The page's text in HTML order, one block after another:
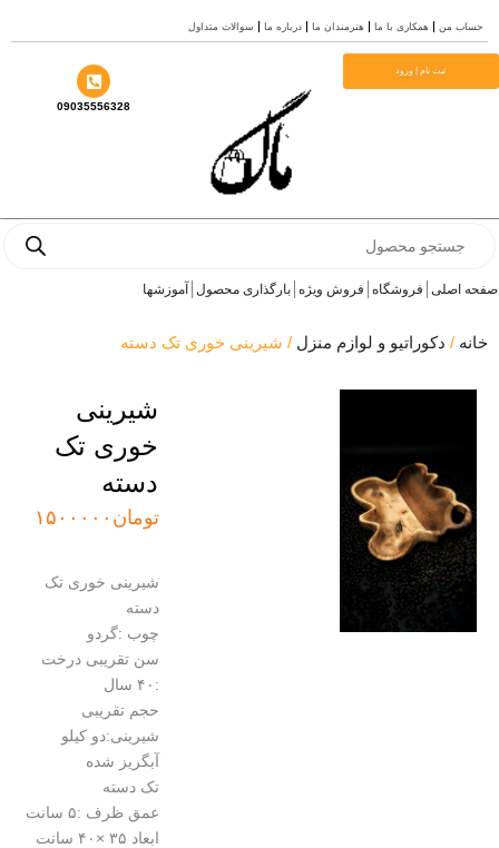
من همکاری با ما هنرمندان ما درباره ما سوالات متداول
ثبت نام | ورود
09035556328
اصلی فروشگاه فروش ویژه بارگذاری محصول آموزشها
/دکوراتیو و لوازم منزل/ شیرینی خوری تک دسته
شیرینی
خوری تک
دسته
تومان۱۵۰۰۰۰۰
شیرینی خوری تک
دسته
چوب :گردو
سن تقریبی درخت
حجم تقریبی
شیرینی:دو کیلو
آبگریز شده
تک دسته
عمق ظرف :۵ سانت
ابعاد ۳۵ ×۴۰ سانت